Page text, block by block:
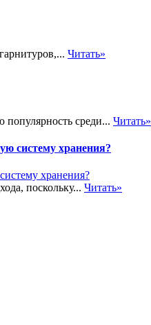
Читать»
популярность среди... Читать»
систему хранения?
поскольку... Читать»